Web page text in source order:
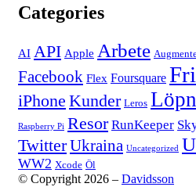
Categories
AI API Apple Arbete
Facebook Flex Foursquare
iPhone Kunder Leros
Raspberry Pi Resor RunKeeper
TwitterUkraina Uncategorized
WW2 Xcode Öl
© Copyright 2026 – Davidsson